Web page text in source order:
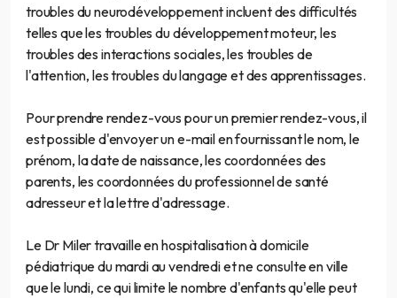
troubles du neurodéveloppement incluent des difficultés
telles que les troubles du développement moteur, les
troubles des interactions sociales, les troubles de
l'attention, les troubles du langage et des apprentissages.
Pour prendre rendez-vous pour un premier rendez-vous, il
est possible d'envoyer un e-mail en fournissant le nom, le
prénom, la date de naissance, les coordonnées des
parents, les coordonnées du professionnel de santé
adresseur et la lettre d'adressage.
Le Dr Miler travaille en hospitalisation à domicile
pédiatrique du mardi au vendredi et ne consulte en ville
que le lundi, ce qui limite le nombre d'enfants qu'elle peut